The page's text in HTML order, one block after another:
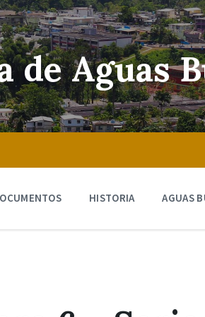
de Aguas
HISTORIA AGUAS